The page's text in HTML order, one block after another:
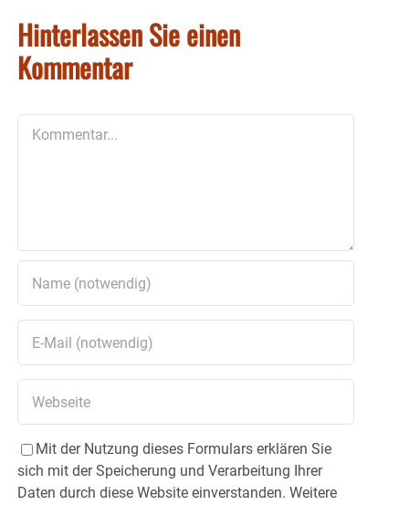
Hinterlassen Sie einen
Kommentar
Mit der Nutzung dieses Formulars erklären Sie
sich mit der Speicherung und Verarbeitung Ihrer
Daten durch diese Website einverstanden. Weitere